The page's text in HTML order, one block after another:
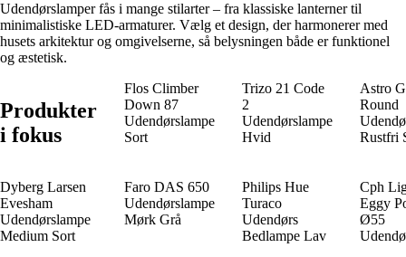
Udendørslamper fås i mange stilarter – fra klassiske lanterner til
minimalistiske LED-armaturer. Vælg et design, der harmonerer med
husets arkitektur og omgivelserne, så belysningen både er funktionel
og æstetisk.
Produkter
i fokus
Flos Climber
Down 87
Udendørslampe
Sort
Trizo 21 Code
2
Udendørslampe
Hvid
Astro
Round
Rustfri
Dyberg Larsen
Evesham
Udendørslampe
Medium Sort
Faro DAS 650
Udendørslampe
Mørk Grå
Philips Hue
Turaco
Udendørs
Bedlampe Lav
Cph
Eggy
Ø55